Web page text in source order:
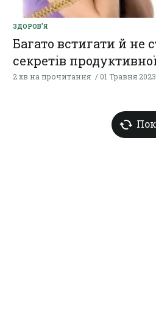
ЗДОРОВ'Я
Багато встигати й не
секретів
2 хв на прочитання 01 Травня 2023